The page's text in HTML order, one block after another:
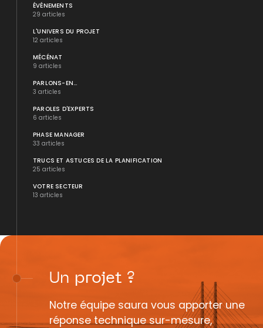
ÉVÉNEMENTS
29 articles
L'UNIVERS DU PROJET
12 articles
MÉCÉNAT
9 articles
PARLONS-EN...
3 articles
PAROLES D'EXPERTS
6 articles
PHASE MANAGER
33 articles
TRUCS ET ASTUCES DE LA PLANIFICATION
25 articles
VOTRE SECTEUR
13 articles
Un projet ?
Notre équipe saura vous apporter une
réponse technique sur-mesure,